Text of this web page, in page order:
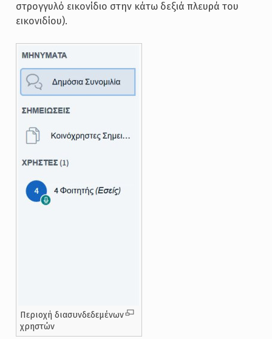
στρογγυλό εικονίδιο στην κάτω δεξιά πλευρά του
εικονιδίου).
Περιοχή διασυνδεδεμένων
χρηστών